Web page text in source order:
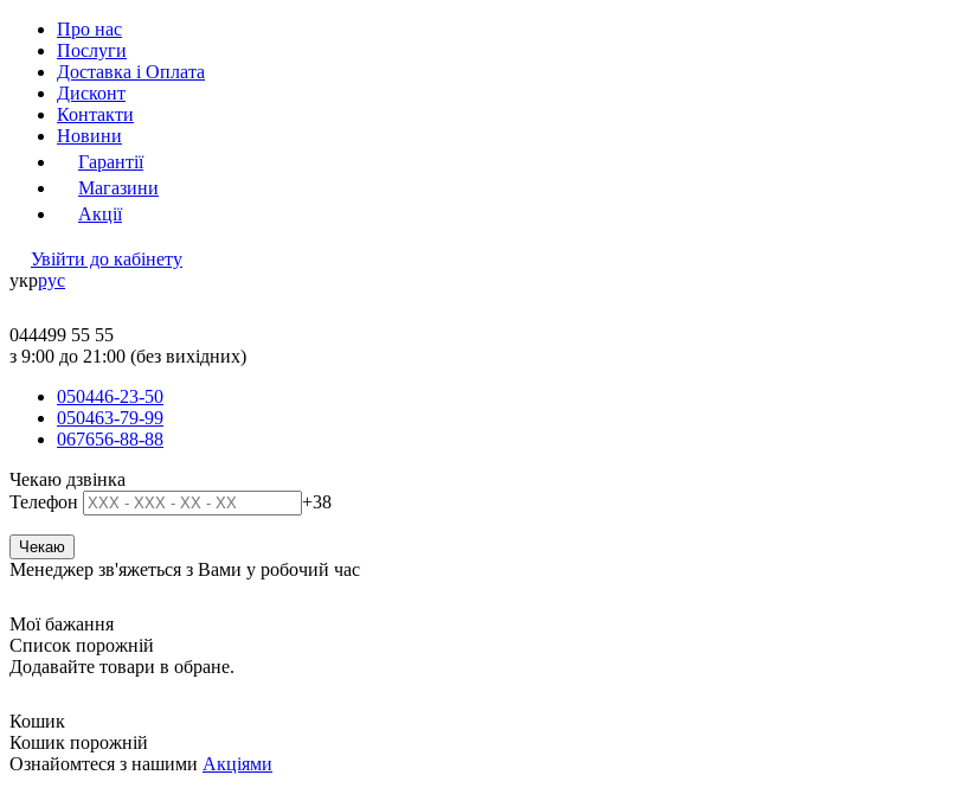
Про нас
Послуги
Доставка і Оплата
Дисконт
Контакти
Новини
Гарантії
Магазини
Акції
Увійти до кабінету
укррус
044499 55 55
з 9:00 до 21:00 (без вихідних)
050446-23-50
050463-79-99
067656-88-88
Чекаю дзвінка
Телефон
+38
Менеджер зв'яжеться з Вами у робочий час
Мої бажання
Список порожній
Додавайте товари в обране.
Кошик
Кошик порожній
Ознайомтеся з нашими Акціями